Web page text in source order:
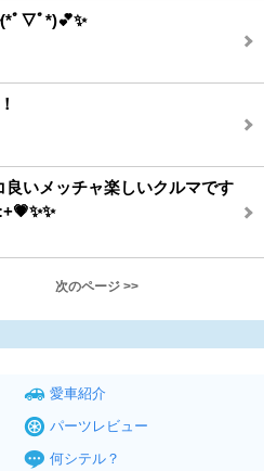
ﾟ▽ﾟ*)💕✨
良いメッチャ楽しいクルマです
次のページ >>
愛車紹介
パーツレビュー
何シテル？